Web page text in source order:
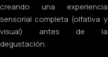
creando una experiencia
sensorial completa (olfativa y
visual) antes de la
degustación.